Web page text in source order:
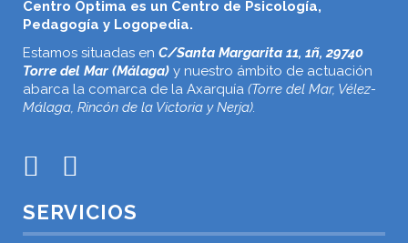
Centro Óptima es un Centro de Psicología,
Pedagogía y Logopedia.
Estamos situadas en C/Santa Margarita 11, 1ñ, 29740
Torre del Mar (Málaga) y nuestro ámbito de actuación
abarca la comarca de la Axarquía (Torre del Mar, Vélez-
Málaga, Rincón de la Victoria y Nerja).
SERVICIOS